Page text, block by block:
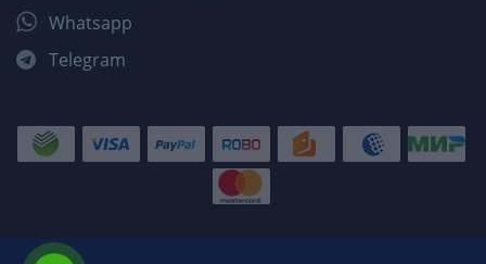
Whatsapp
Telegram